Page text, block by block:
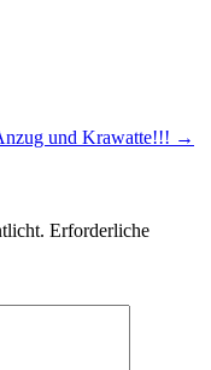
und Krawatte!!! →
Erforderliche